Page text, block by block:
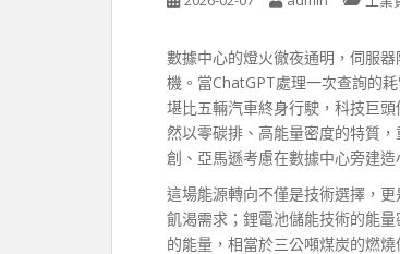
數據中心的燈火徹夜通明，伺服
機。當ChatGPT處理一次查詢的
堪比五輛汽車終身行駛，科技巨
然以零碳排、高能量密度的特質
創、亞馬遜考慮在數據中心旁建
這場能源轉向不僅是技術選擇，
飢渴需求；鋰電池儲能技術的能
的能量，相當於三公噸煤炭的燃